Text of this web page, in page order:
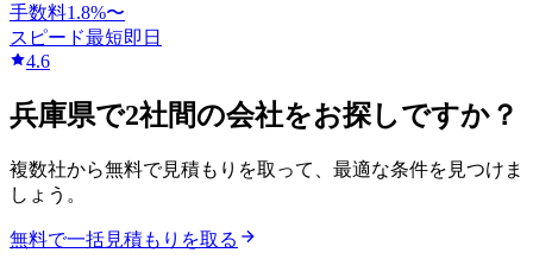
手数料1.8%〜
スピード最短即日
4.6
兵庫県で2社間の会社をお探しですか？
複数社から無料で見積もりを取って、最適な条件を見つけま
しょう。
無料で一括見積もりを取る